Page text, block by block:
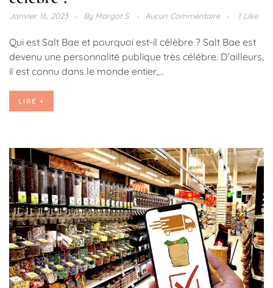
Janvier 16, 2023 ByMargot S. Aucun Commentaire 1 Like
Qui est Salt Bae et pourquoi est-il célèbre ? Salt Bae est
devenu une personnalité publique très célébre. D’ailleurs,
il est connu dans le monde entier,...
LIRE +